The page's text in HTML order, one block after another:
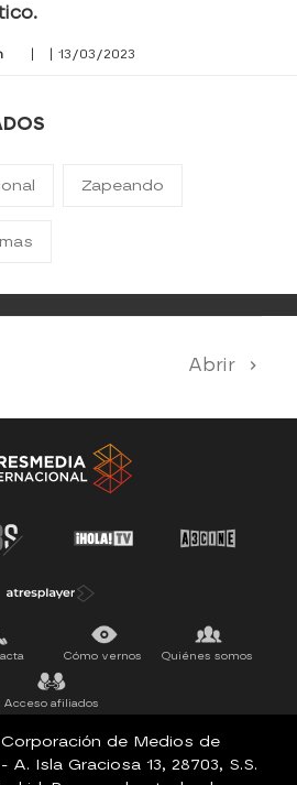
| | 13/03/2023
Zapeando
Abrir
El Hormiguero
Pasapalabra
Cómo vernos Quiénes somos
Acceso afiliados
de Medios de
A. Isla Graciosa 13, 28703, S.S.